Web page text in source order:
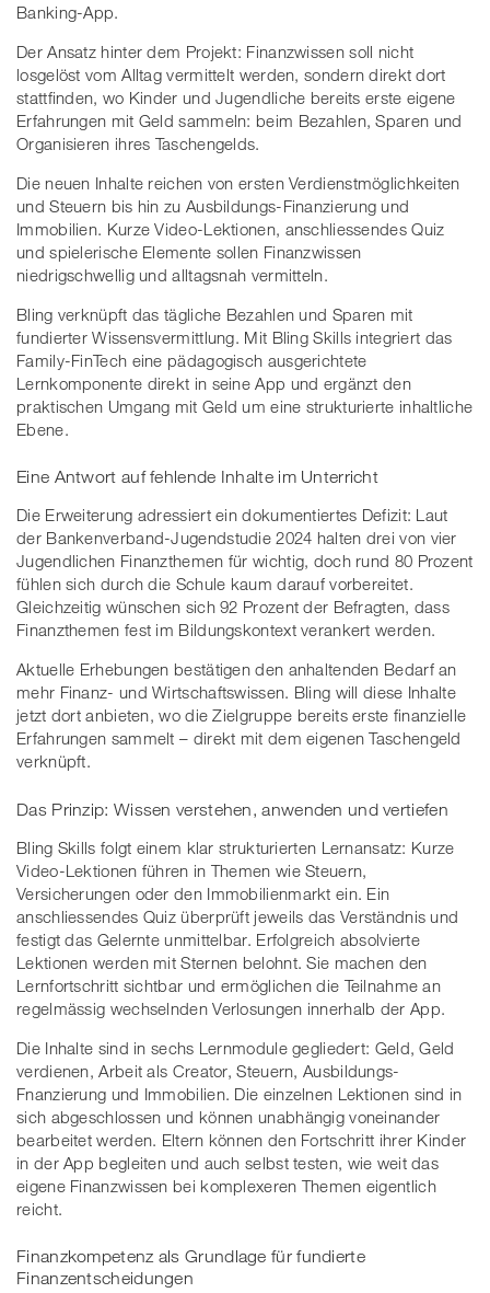
Banking-App.
Der Ansatz hinter dem Projekt: Finanzwissen soll nicht
losgelöst vom Alltag vermittelt werden, sondern direkt dort
stattfinden, wo Kinder und Jugendliche bereits erste eigene
Erfahrungen mit Geld sammeln: beim Bezahlen, Sparen und
Organisieren ihres Taschengelds.
Die neuen Inhalte reichen von ersten Verdienstmöglichkeiten
und Steuern bis hin zu Ausbildungs-Finanzierung und
Immobilien. Kurze Video-Lektionen, anschliessendes Quiz
und spielerische Elemente sollen Finanzwissen
niedrigschwellig und alltagsnah vermitteln.
Bling verknüpft das tägliche Bezahlen und Sparen mit
fundierter Wissensvermittlung. Mit Bling Skills integriert das
Family-FinTech eine pädagogisch ausgerichtete
Lernkomponente direkt in seine App und ergänzt den
praktischen Umgang mit Geld um eine strukturierte inhaltliche
Ebene.
Eine Antwort auf fehlende Inhalte im Unterricht
Die Erweiterung adressiert ein dokumentiertes Defizit: Laut
der Bankenverband-Jugendstudie 2024 halten drei von vier
Jugendlichen Finanzthemen für wichtig, doch rund 80 Prozent
fühlen sich durch die Schule kaum darauf vorbereitet.
Gleichzeitig wünschen sich 92 Prozent der Befragten, dass
Finanzthemen fest im Bildungskontext verankert werden.
Aktuelle Erhebungen bestätigen den anhaltenden Bedarf an
mehr Finanz- und Wirtschaftswissen. Bling will diese Inhalte
jetzt dort anbieten, wo die Zielgruppe bereits erste finanzielle
Erfahrungen sammelt – direkt mit dem eigenen Taschengeld
verknüpft.
Das Prinzip: Wissen verstehen, anwenden und vertiefen
Bling Skills folgt einem klar strukturierten Lernansatz: Kurze
Video-Lektionen führen in Themen wie Steuern,
Versicherungen oder den Immobilienmarkt ein. Ein
anschliessendes Quiz überprüft jeweils das Verständnis und
festigt das Gelernte unmittelbar. Erfolgreich absolvierte
Lektionen werden mit Sternen belohnt. Sie machen den
Lernfortschritt sichtbar und ermöglichen die Teilnahme an
regelmässig wechselnden Verlosungen innerhalb der App.
Die Inhalte sind in sechs Lernmodule gegliedert: Geld, Geld
verdienen, Arbeit als Creator, Steuern, Ausbildungs-
Fnanzierung und Immobilien. Die einzelnen Lektionen sind in
sich abgeschlossen und können unabhängig voneinander
bearbeitet werden. Eltern können den Fortschritt ihrer Kinder
in der App begleiten und auch selbst testen, wie weit das
eigene Finanzwissen bei komplexeren Themen eigentlich
reicht.
Finanzkompetenz als Grundlage für fundierte
Finanzentscheidungen